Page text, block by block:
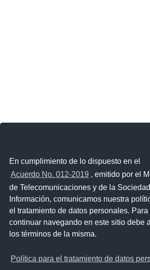
En cumplimiento de lo dispuesto en el
Acuerdo No. 012-2019 , emitido por el
de Telecomunicaciones y de la
Información, comunicamos nuestra
el tratamiento de datos personales. Para
continuar navegando en este sitio debe
los términos de la misma.
Política para el tratamiento de datos